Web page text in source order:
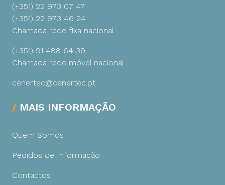
(+351) 22 973 07 47
(+351) 22 973 46 24
Chamada rede fixa nacional
(+351) 91 488 64 39
Chamada rede móvel nacional
cenertec@cenertec.pt
MAIS INFORMAÇÃO
Quem Somos
Pedidos de Informação
Contactos